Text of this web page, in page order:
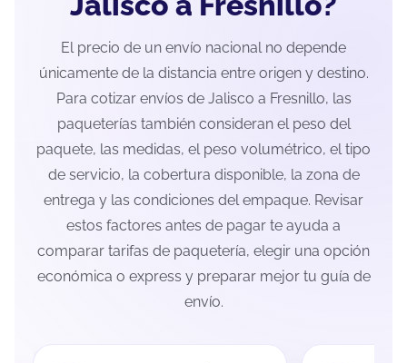
El precio de un envío nacional no depende
únicamente de la distancia entre origen y destino.
Para cotizar envíos de Jalisco a Fresnillo, las
paqueterías también consideran el peso del
paquete, las medidas, el peso volumétrico, el tipo
de servicio, la cobertura disponible, la zona de
entrega y las condiciones del empaque. Revisar
estos factores antes de pagar te ayuda a
comparar tarifas de paquetería, elegir una opción
económica o express y preparar mejor tu guía de
envío.